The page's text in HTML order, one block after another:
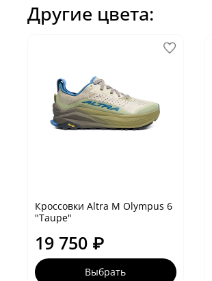
Другие цвета:
Кроссовки Altra M Olympus 6
"Taupe"
19 750 ₽
Выбрать